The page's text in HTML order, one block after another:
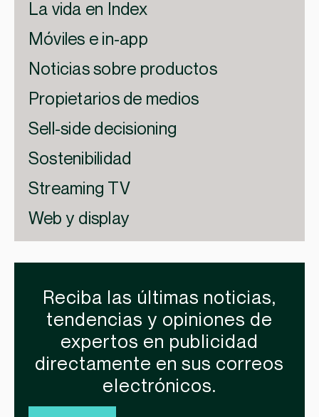
La vida en Index
Móviles e in-app
Noticias sobre productos
Propietarios de medios
Sell-side decisioning
Sostenibilidad
Streaming TV
Web y display
Reciba las últimas noticias,
tendencias y opiniones de
expertos en publicidad
directamente en sus correos
electrónicos.